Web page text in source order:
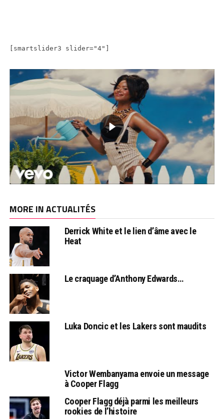
[smartslider3 slider="4"]
MORE IN ACTUALITÉS
Derrick White et le lien d’âme avec le
Heat
Le craquage d’Anthony Edwards…
Luka Doncic et les Lakers sont maudits
Victor Wembanyama envoie un message
à Cooper Flagg
Cooper Flagg déjà parmi les meilleurs
rookies de l’histoire